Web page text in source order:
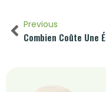
Previous